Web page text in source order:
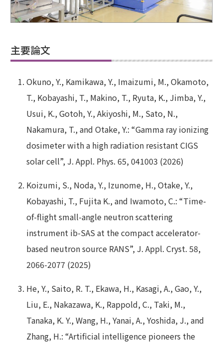
主要論文
Okuno, Y., Kamikawa, Y., Imaizumi, M., Okamoto,
T., Kobayashi, T., Makino, T., Ryuta, K., Jimba, Y.,
Usui, K., Gotoh, Y., Akiyoshi, M., Sato, N.,
Nakamura, T., and Otake, Y.: “Gamma ray ionizing
dosimeter with a high radiation resistant CIGS
solar cell”, J. Appl. Phys. 65, 041003 (2026)
Koizumi, S., Noda, Y., Izunome, H., Otake, Y.,
Kobayashi, T., Fujita K., and Iwamoto, C.: “Time-
of-flight small-angle neutron scattering
instrument ib-SAS at the compact accelerator-
based neutron source RANS”, J. Appl. Cryst. 58,
2066-2077 (2025)
He, Y., Saito, R. T., Ekawa, H., Kasagi, A., Gao, Y.,
Liu, E., Nakazawa, K., Rappold, C., Taki, M.,
Tanaka, K. Y., Wang, H., Yanai, A., Yoshida, J., and
Zhang, H.: “Artificial intelligence pioneers the